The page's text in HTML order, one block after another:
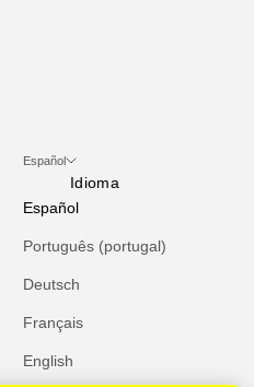
Español
Idioma
Español
Português (portugal)
Deutsch
Français
English